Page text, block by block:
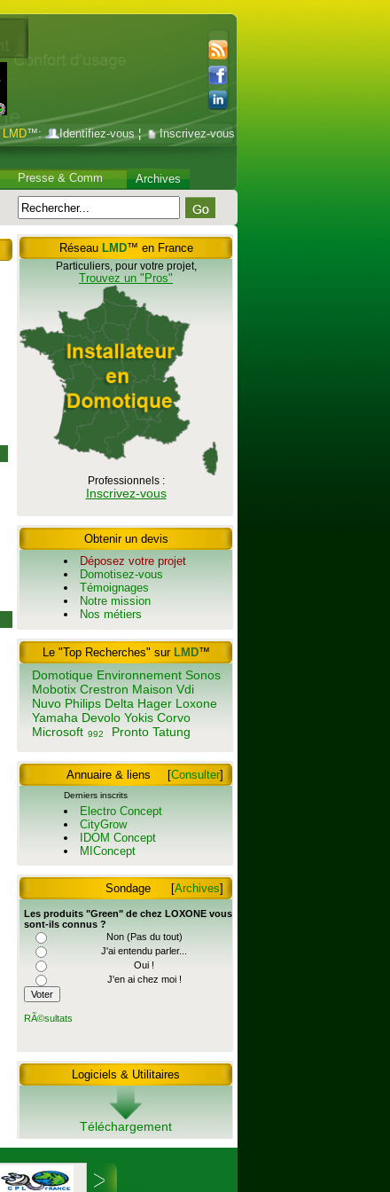
LMD™: Identifiez-vous¦ Inscrivez-vous
Presse & Comm Archives
Réseau LMD™ en France
Particuliers, pour votre projet,
Trouvez un "Pros"
Professionnels :
Inscrivez-vous
Obtenir un devis
Déposez votre projet
Domotisez-vous
Témoignages
Notre mission
Nos métiers
Le "Top Recherches" sur LMD™
Domotique Environnement Sonos
Mobotix Crestron Maison Vdi
Nuvo Philips Delta Hager Loxone
Yamaha Devolo Yokis Corvo
Microsoft 992 Pronto Tatung
Annuaire & liens [Consulter]
Derniers inscrits
Electro Concept
CityGrow
IDOM Concept
MIConcept
Sondage [Archives]
Les produits "Green" de chez LOXONE vous
sont-ils connus ?
Non (Pas du tout)
J'ai entendu parler...
Oui !
J'en ai chez moi !
RÃ©sultats
Logiciels & Utilitaires
Téléchargement